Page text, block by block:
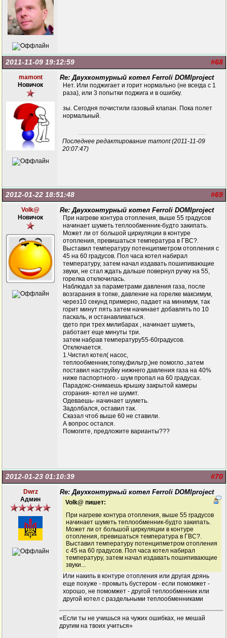
#68
2011-11-09 19:12:59
mamont
Новичок
Re: Двухконтурный котел Ferroli DOMIproject
Нет. Или поджигает и горит нормально (не всегда с 1
раза), или 3 попытки поджига и в ошибку.
зы. Сегодня почистили газовый клапан. Пока полет
нормальный.
Последнее редактирование mamont (2011-11-09
20:07:47)
#69
2012-01-22 18:51:48
Volk@
Новичок
Re: Двухконтурный котел Ferroli DOMIproject
При нагреве контура отопления, выше 55 градусов
начинает шуметь теплообменник-будто закипать.
Может ли от большой циркуляции в контуре
отопления, превишаться температура в ГВС?.
Выставил температуру потенципметром отопления с
45 на 60 градусов. Пол часа котел набирал
температуру, затем начал издавать пошипивающие
звуки, не стал ждать дальше повернул ручку на 55,
горелка отключилась.
Наблюдал за параметрами давления газа, после
возгарания в топке, давление на горелке максимум,
через10 секунд примерно, падает на минимум, так
горит минут пять затем начинает добавлять по 10
паскаль, и останавливаться.
гдето при трех милибарах , начинает шуметь,
работает еще минуты три.
затем набрав температуру55-60градусов.
Отключается.
1.Чистил котел( насос,
теплообменник,топку,фильтр,)не помогло.,затем
поставил наструйку нижнего давления газа на 40%
ниже паспортного.- шум пропал на 60 градусах.
Парадокс-снимаешь крышку закрытой камеры
сгорания- котел не шумит.
Одеваешь- начинает шуметь.
Задолбался, оставил так.
Сказал чтоб выше 60 не ставили.
А вопрос остался.
Помогите, предложите варианты???
#70
2012-01-23 01:10:39
Dwrz
Админ
Re: Двухконтурный котел Ferroli DOMIproject
Volk@ пишет:
При нагреве контура отопления, выше 55 градусов
начинает шуметь теплообменник-будто закипать.
Может ли от большой циркуляции в контуре
отопления, превишаться температура в ГВС?.
Выставил температуру потенципметром отопления
с 45 на 60 градусов. Пол часа котел набирал
температуру, затем начал издавать пошипивающие
звуки...
Или накипь в контуре отопления или другая дрянь
еще похуже - промыть бустером - если помомжет -
хорошо, не помомжет - другой теплообменник или
другой котел с раздельными теплообменниками
«Если ты не учишься на чужих ошибках, не мешай
другим на твоих учиться»